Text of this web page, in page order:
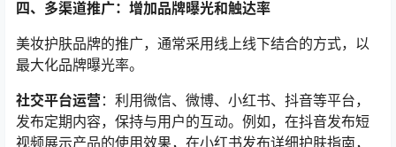
四、多渠道推广：增加品牌曝光和触达率
美妆护肤品牌的推广，通常采用线上线下结合的方式，以
最大化品牌曝光率。
社交平台运营：利用微信、微博、小红书、抖音等平台，
发布定期内容，保持与用户的互动。例如，在抖音发布短
视频展示产品的使用效果，在小红书发布详细护肤指南，